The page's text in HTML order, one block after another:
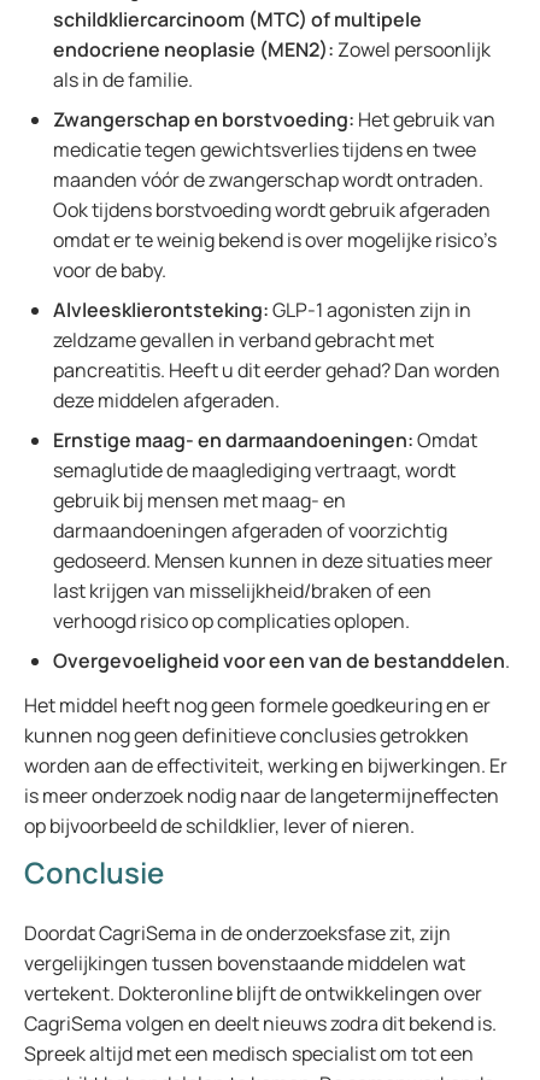
schildkliercarcinoom (MTC) of multipele
endocriene neoplasie (MEN2): Zowel persoonlijk
als in de familie.
Zwangerschap en borstvoeding: Het gebruik van
medicatie tegen gewichtsverlies tijdens en twee
maanden vóór de zwangerschap wordt ontraden​.
Ook tijdens borstvoeding wordt gebruik afgeraden
omdat er te weinig bekend is over mogelijke risico’s
voor de baby.
Alvleesklierontsteking:GLP-1 agonisten zijn in
zeldzame gevallen in verband gebracht met
pancreatitis. Heeft u dit eerder gehad? Dan worden
deze middelen afgeraden.
Ernstige maag- en darmaandoeningen:Omdat
semaglutide de maaglediging vertraagt​, wordt
gebruik bij mensen met maag- en
darmaandoeningen afgeraden of voorzichtig
gedoseerd. Mensen kunnen in deze situaties meer
last krijgen van misselijkheid/braken of een
verhoogd risico op complicaties oplopen.
Overgevoeligheid voor een van de bestanddelen.
Het middel heeft nog geen formele goedkeuring en er
kunnen nog geen definitieve conclusies getrokken
worden aan de effectiviteit, werking en bijwerkingen. Er
is meer onderzoek nodig naar de langetermijneffecten
op bijvoorbeeld de schildklier, lever of nieren.
Conclusie
Doordat CagriSema in de onderzoeksfase zit, zijn
vergelijkingen tussen bovenstaande middelen wat
vertekent. Dokteronline blijft de ontwikkelingen over
CagriSema volgen en deelt nieuws zodra dit bekend is.
Spreek altijd met een medisch specialist om tot een